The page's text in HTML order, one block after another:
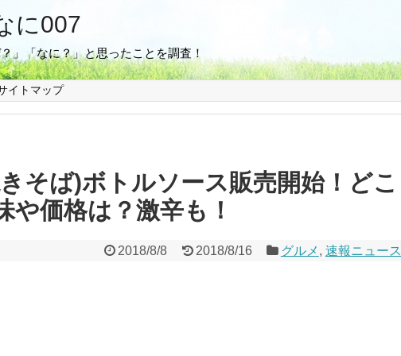
に007
」「なに？」と思ったことを調査！
イトマップ
そば)ボトルソース販売開始！どこ
や価格は？激辛も！
2018/8/8 2018/8/16 グルメ , 速報ニュース